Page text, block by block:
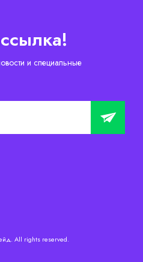
и специальные
All rights reserved.